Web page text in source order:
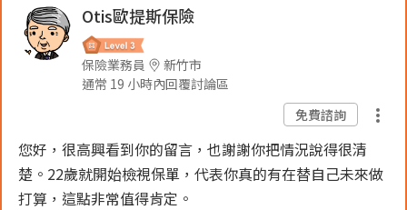
Otis歐提斯保險
保險業務員
新竹市
通常 19 小時內回覆討論區
免費諮詢
您好，很高興看到你的留言，也謝謝你把情況說得很清
楚。22歲就開始檢視保單，代表你真的有在替自己未來做
打算，這點非常值得肯定。